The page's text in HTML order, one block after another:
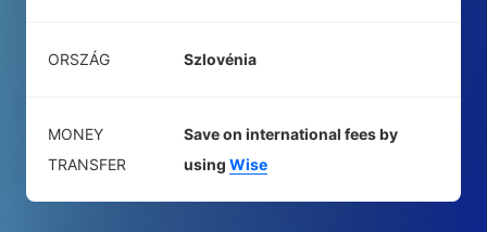
ORSZÁG Szlovénia
MONEY
TRANSFER
Save on international fees by
using Wise